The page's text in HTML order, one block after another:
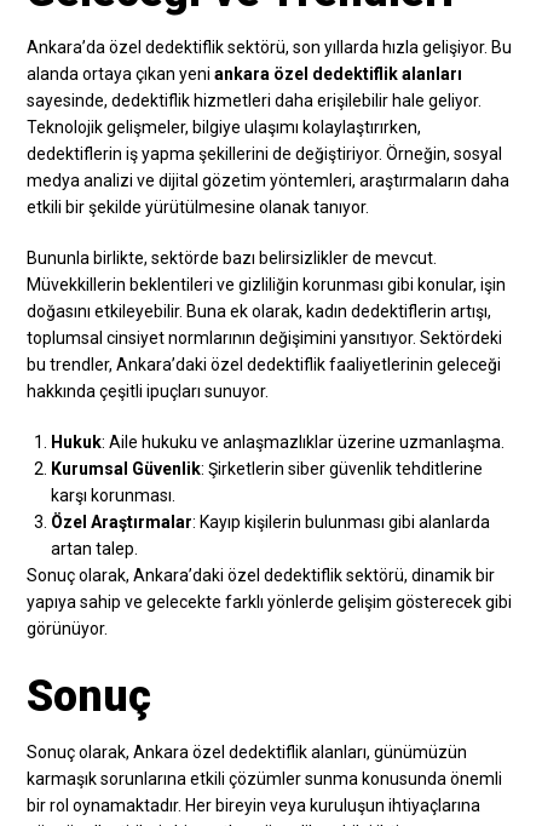
Ankara’da özel dedektiflik sektörü, son yıllarda hızla gelişiyor. Bu
alanda ortaya çıkan yeniankara özel dedektiflik alanları
sayesinde, dedektiflik hizmetleri daha erişilebilir hale geliyor.
Teknolojik gelişmeler, bilgiye ulaşımı kolaylaştırırken,
dedektiflerin iş yapma şekillerini de değiştiriyor. Örneğin, sosyal
medya analizi ve dijital gözetim yöntemleri, araştırmaların daha
etkili bir şekilde yürütülmesine olanak tanıyor.
Bununla birlikte, sektörde bazı belirsizlikler de mevcut.
Müvekkillerin beklentileri ve gizliliğin korunması gibi konular, işin
doğasını etkileyebilir. Buna ek olarak, kadın dedektiflerin artışı,
toplumsal cinsiyet normlarının değişimini yansıtıyor. Sektördeki
bu trendler, Ankara’daki özel dedektiflik faaliyetlerinin geleceği
hakkında çeşitli ipuçları sunuyor.
Hukuk: Aile hukuku ve anlaşmazlıklar üzerine uzmanlaşma.
Kurumsal Güvenlik: Şirketlerin siber güvenlik tehditlerine
karşı korunması.
Özel Araştırmalar: Kayıp kişilerin bulunması gibi alanlarda
artan talep.
Sonuç olarak, Ankara’daki özel dedektiflik sektörü, dinamik bir
yapıya sahip ve gelecekte farklı yönlerde gelişim gösterecek gibi
görünüyor.
Sonuç
Sonuç olarak, Ankara özel dedektiflik alanları, günümüzün
karmaşık sorunlarına etkili çözümler sunma konusunda önemli
bir rol oynamaktadır. Her bireyin veya kuruluşun ihtiyaçlarına